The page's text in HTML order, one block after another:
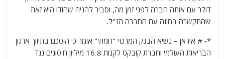
דולר עם אותה חברה לפני זמן מה, וסביר להניח שהודו היא זאת
שהתקשרה בחוזה עם החברה הנ"ל.
*- # איראן – נשיא הבנק המרכזי "חמתי" אומר כי הוסכם בתיווך ארגון
הבריאות העולמי וחברת קובקס לקנות 16.8 מיליון חיסונים נגד